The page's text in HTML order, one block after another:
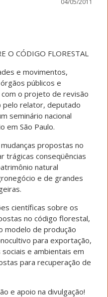
O CÓDIGO FLORESTAL
e movimentos,
públicos e
o projeto de revisão
relator, deputado
seminário nacional
em São Paulo.
propostas no
trágicas conseqüências
natural
e de grandes
científicas sobre os
no código florestal,
modelo de produção
para exportação,
e ambientais em
para recuperação de
e apoio na divulgação!